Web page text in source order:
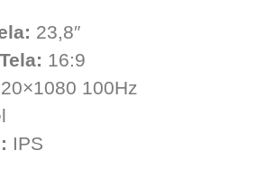
23,8″
16:9
100Hz
IPS